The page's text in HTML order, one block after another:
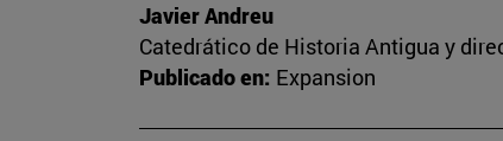
Javier Andreu
Catedrático de Historia Antigua y
Publicado en: Expansion